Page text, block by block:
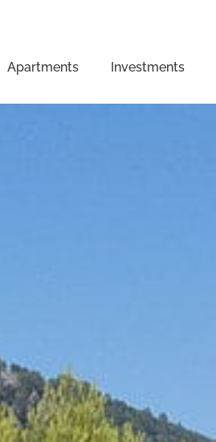
Apartments Investments